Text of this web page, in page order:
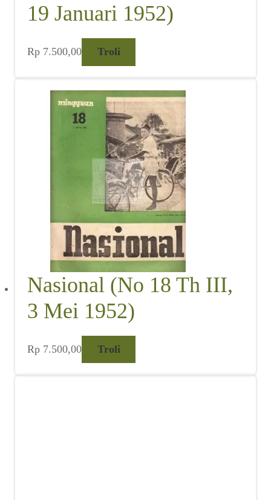
19 Januari 1952)
Rp 7.500,00 Troli
Nasional (No 18 Th III,
3 Mei 1952)
Rp 7.500,00 Troli